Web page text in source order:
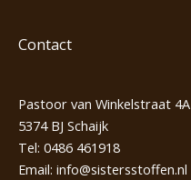
Contact
Pastoor van Winkelstraat 4A
5374 BJ Schaijk
Tel: 0486 461918
Email: info@sistersstoffen.nl